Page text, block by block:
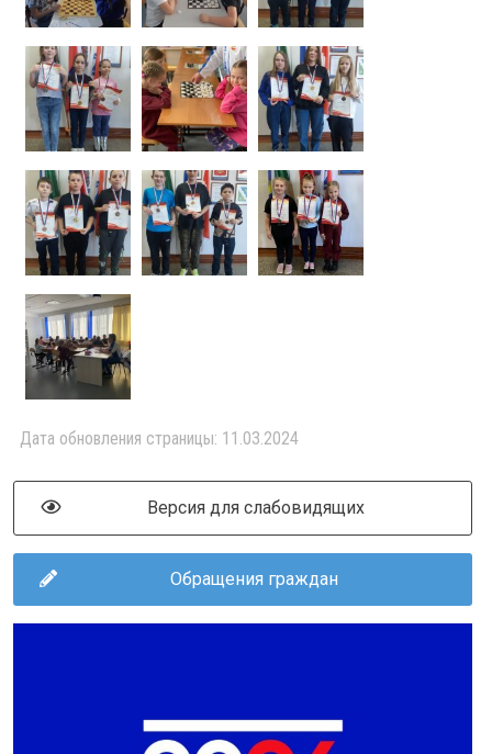
Дата обновления страницы: 11.03.2024
Версия для слабовидящих
Обращения граждан